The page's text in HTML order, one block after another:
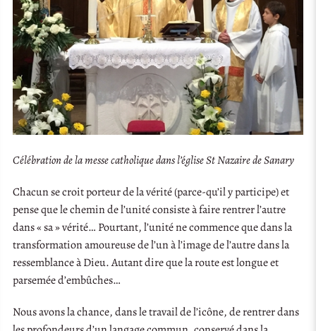
Célébration de la messe catholique dans l’église St Nazaire de Sanary
Chacun se croit porteur de la vérité (parce-qu’il y participe) et
pense que le chemin de l’unité consiste à faire rentrer l’autre
dans « sa » vérité… Pourtant, l’unité ne commence que dans la
transformation amoureuse de l’un à l’image de l’autre dans la
ressemblance à Dieu. Autant dire que la route est longue et
parsemée d’embûches…
Nous avons la chance, dans le travail de l’icône, de rentrer dans